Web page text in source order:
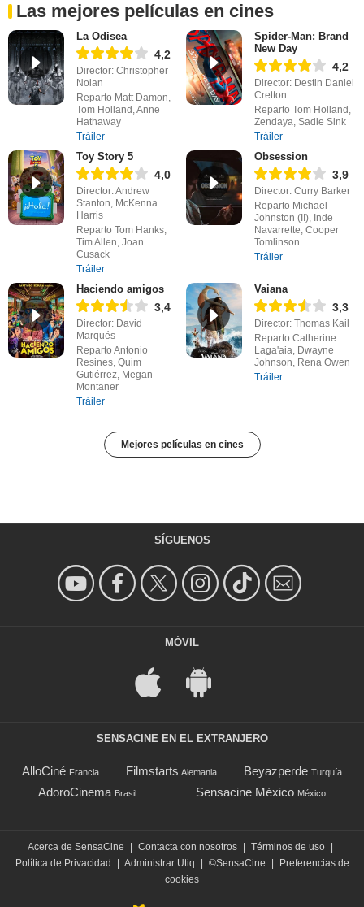
Las mejores películas en cines
La Odisea
4,2
Director: Christopher
Nolan
Reparto Matt Damon,
Tom Holland, Anne
Hathaway
Tráiler
Spider-Man: Brand
New Day
4,2
Director: Destin Daniel
Cretton
Reparto Tom Holland,
Zendaya, Sadie Sink
Tráiler
Toy Story 5
4,0
Director: Andrew
Stanton, McKenna
Harris
Reparto Tom Hanks,
Tim Allen, Joan
Cusack
Tráiler
Obsession
3,9
Director: Curry Barker
Reparto Michael
Johnston (II), Inde
Navarrette, Cooper
Tomlinson
Tráiler
Haciendo amigos
3,4
Director: David
Marqués
Reparto Antonio
Resines, Quim
Gutiérrez, Megan
Montaner
Tráiler
Vaiana
3,3
Director: Thomas Kail
Reparto Catherine
Laga'aia, Dwayne
Johnson, Rena Owen
Tráiler
Mejores películas en cines
SÍGUENOS
MÓVIL
SENSACINE EN EL EXTRANJERO
AlloCiné Francia Filmstarts Alemania Beyazperde Turquía
AdoroCinema Brasil Sensacine México México
Acerca de SensaCine Contacta con nosotros Términos de uso
Política de Privacidad
Administrar Utiq ©SensaCine
Preferencias de
cookies